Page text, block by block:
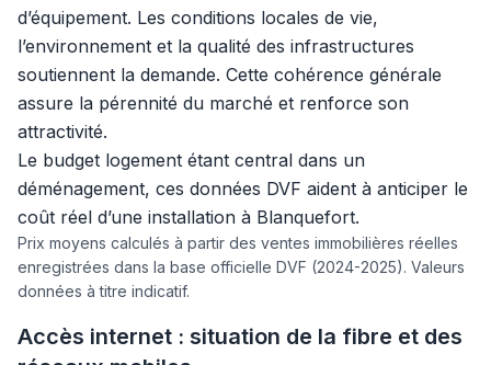
d’équipement. Les conditions locales de vie,
l’environnement et la qualité des infrastructures
soutiennent la demande. Cette cohérence générale
assure la pérennité du marché et renforce son
attractivité.
Le budget logement étant central dans un
déménagement, ces données DVF aident à anticiper le
coût réel d’une installation à Blanquefort.
Prix moyens calculés à partir des ventes immobilières réelles
enregistrées dans la base officielle DVF (2024-2025). Valeurs
données à titre indicatif.
Accès internet : situation de la fibre et des